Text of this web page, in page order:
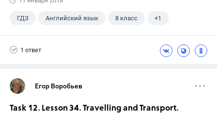
ГДЗ Английский язык 8 класс +1
1 ответ
Егор Воробьев
Task 12. Lesson 34. Travelling and Transport.